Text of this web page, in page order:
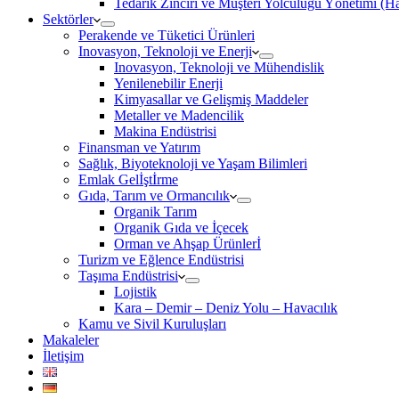
Tedarik Zinciri ve Müşteri Yolculuğu Yönetimi
Sektörler
Perakende ve Tüketici Ürünleri
Inovasyon, Teknoloji ve Enerji
Inovasyon, Teknoloji ve Mühendislik
Yenilenebilir Enerji
Kimyasallar ve Gelişmiş Maddeler
Metaller ve Madencilik
Makina Endüstrisi
Finansman ve Yatırım
Sağlık, Biyoteknoloji ve Yaşam Bilimleri
Emlak Gelİştİrme
Gıda, Tarım ve Ormancılık
Organik Tarım
Organik Gıda ve İçecek
Orman ve Ahşap Ürünlerİ
Turizm ve Eğlence Endüstrisi
Taşıma Endüstrisi
Lojistik
Kara – Demir – Deniz Yolu – Havacılık
Kamu ve Sivil Kuruluşları
Makaleler
İletişim